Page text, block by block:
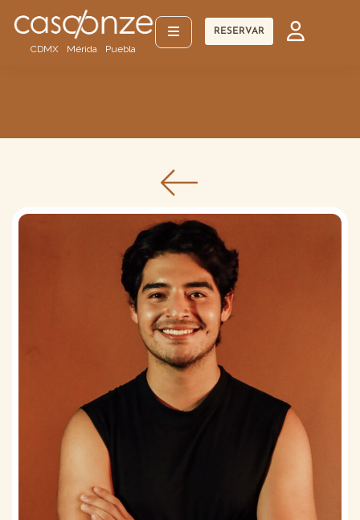
CDMX Mérida Puebla
RESERVAR